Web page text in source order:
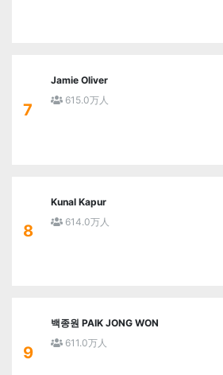
7
Jamie Oliver
615.0万人
8
Kunal Kapur
614.0万人
9
백종원 PAIK JONG WON
611.0万人